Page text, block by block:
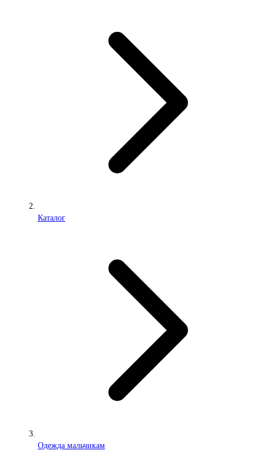
Каталог
Одежда мальчикам